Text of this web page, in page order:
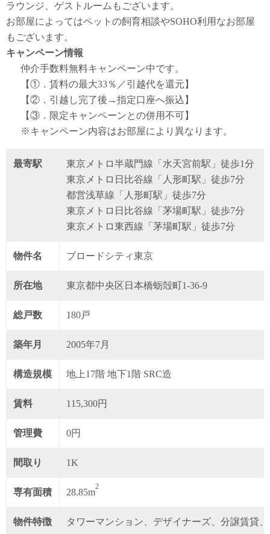
ラウンジ、ゲストルームもございます。
お部屋によってはペットの飼育相談やSOHO利用なお部屋
もございます。
キャンペーン情報
仲介手数料無料キャンペーン中です。
【①．賃料の最大33％／引越代を還元】
【②．引越し完了後→指定口座へ振込】
【③．限定キャンペーンとの併用不可】
※キャンペーン内容はお部屋により異なります。
最寄駅
東京メトロ半蔵門線「水天宮前駅」徒歩1分
東京メトロ日比谷線「人形町駅」徒歩7分
都営浅草線「人形町駅」徒歩7分
東京メトロ日比谷線「茅場町駅」徒歩7分
東京メトロ東西線「茅場町駅」徒歩7分
物件名 ブロードシティ東京
所在地 東京都中央区日本橋蛎殻町1-36-9
総戸数 180戸
築年月 2005年7月
構造規模 地上17階 地下1階 SRC造
賃料 115,300円
管理費 0円
間取り 1K
専有面積 28.85m
2
物件特徴 タワーマンション、デザイナーズ、分譲賃貸